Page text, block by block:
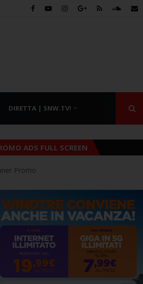
DIRETTA | SNW.TV!
ADS FULL SCREEN
Promo